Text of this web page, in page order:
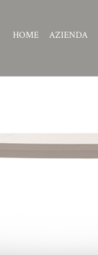
HOME AZIENDA